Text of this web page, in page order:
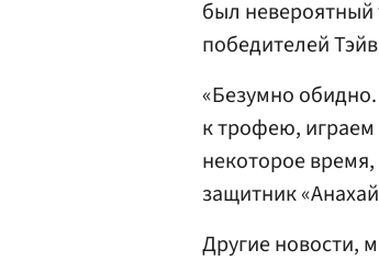
был невероятный
победителей
«Безумно
к трофею, играем
некоторое
защитник
Другие новости,